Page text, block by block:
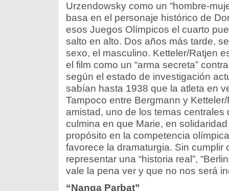
Urzendowsky como un “hombre-
basa en el personaje histórico de
esos Juegos Olímpicos el cuarto
salto en alto. Dos años más tarde,
sexo, el masculino. Ketteler/Ratjen
el film como un “arma secreta”
según el estado de investigación
sabían hasta 1938 que la atleta en
Tampoco entre Bergmann y
amistad, uno de los temas centrales
culmina en que Marie, en
propósito en la competencia
favorece la dramaturgia. Sin cumplir
representar una “historia real”,
vale la pena ver y que no nos será
“Nanga Parbat”